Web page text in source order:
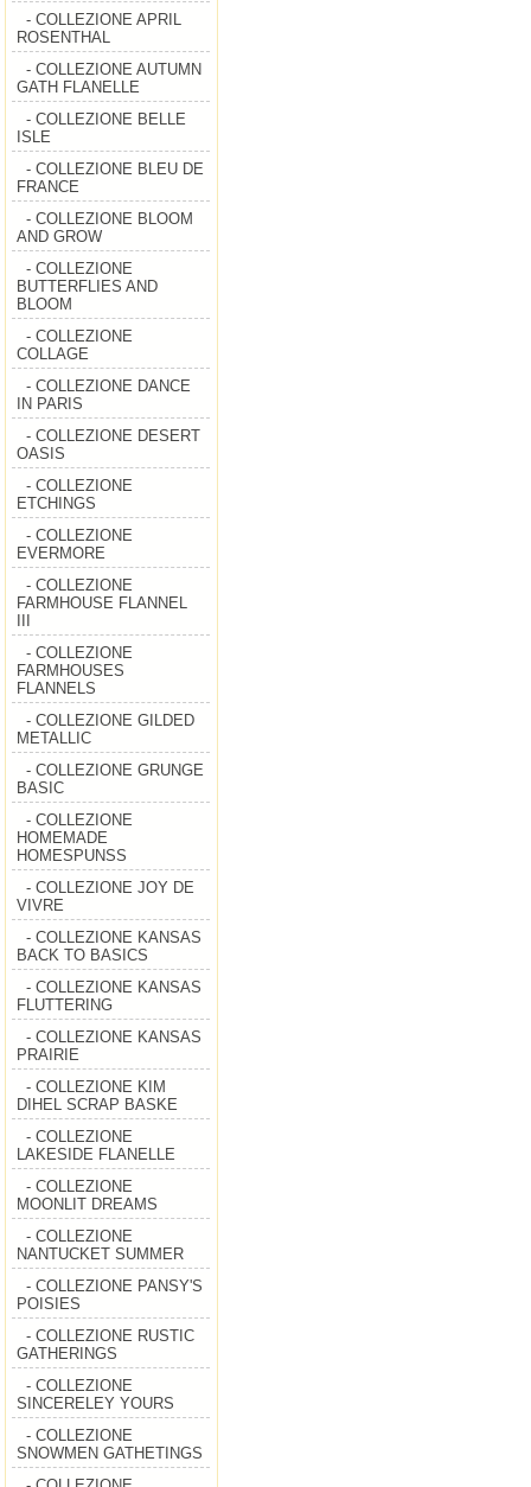
- COLLEZIONE APRIL
ROSENTHAL
- COLLEZIONE AUTUMN
GATH FLANELLE
- COLLEZIONE BELLE
ISLE
- COLLEZIONE BLEU DE
FRANCE
- COLLEZIONE BLOOM
AND GROW
- COLLEZIONE
BUTTERFLIES AND
BLOOM
- COLLEZIONE
COLLAGE
- COLLEZIONE DANCE
IN PARIS
- COLLEZIONE DESERT
OASIS
- COLLEZIONE
ETCHINGS
- COLLEZIONE
EVERMORE
- COLLEZIONE
FARMHOUSE FLANNEL
- COLLEZIONE
FARMHOUSES
FLANNELS
- COLLEZIONE GILDED
METALLIC
- COLLEZIONE GRUNGE
BASIC
- COLLEZIONE
HOMEMADE
HOMESPUNSS
- COLLEZIONE JOY DE
VIVRE
- COLLEZIONE KANSAS
BACK TO BASICS
- COLLEZIONE KANSAS
FLUTTERING
- COLLEZIONE KANSAS
PRAIRIE
- COLLEZIONE KIM
DIHEL SCRAP BASKE
- COLLEZIONE
LAKESIDE FLANELLE
- COLLEZIONE
MOONLIT DREAMS
- COLLEZIONE
NANTUCKET SUMMER
- COLLEZIONE PANSY'S
POISIES
- COLLEZIONE RUSTIC
GATHERINGS
- COLLEZIONE
SINCERELEY YOURS
- COLLEZIONE
SNOWMEN GATHETINGS